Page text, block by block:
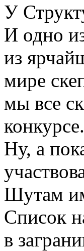
У
И одно
из
мире
мы все
Ну, а
Шутам
Список
в